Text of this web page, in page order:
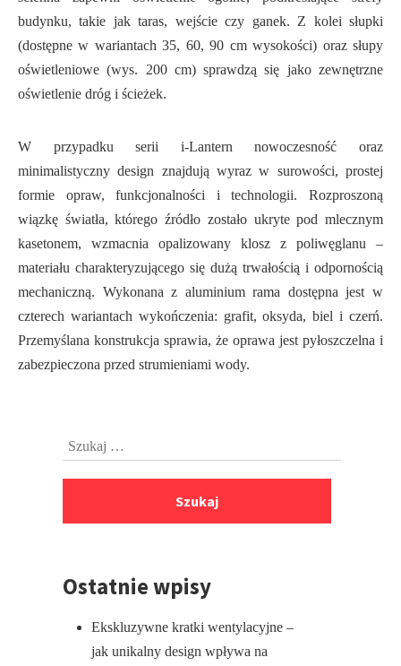
budynku, takie jak taras, wejście czy ganek. Z kolei słupki
(dostępne w wariantach 35, 60, 90 cm wysokości) oraz słupy
oświetleniowe (wys. 200 cm) sprawdzą się jako zewnętrzne
oświetlenie dróg i ścieżek.
W przypadku serii i-Lantern nowoczesność oraz
minimalistyczny design znajdują wyraz w surowości, prostej
formie opraw, funkcjonalności i technologii. Rozproszoną
wiązkę światła, którego źródło zostało ukryte pod mlecznym
kasetonem, wzmacnia opalizowany klosz z poliwęglanu –
materiału charakteryzującego się dużą trwałością i odpornością
mechaniczną. Wykonana z aluminium rama dostępna jest w
czterech wariantach wykończenia: grafit, oksyda, biel i czerń.
Przemyślana konstrukcja sprawia, że oprawa jest pyłoszczelna i
zabezpieczona przed strumieniami wody.
PrzejdźSzukaj:
Ostatnie wpisy
Ekskluzywne kratki wentylacyjne –
jak unikalny design wpływa na